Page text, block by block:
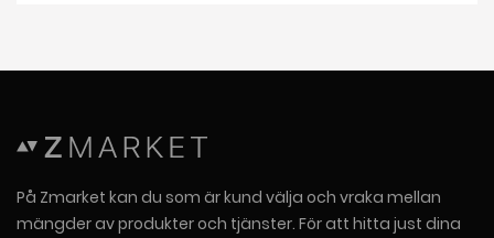
På Zmarket kan du som är kund välja och vraka mellan
mängder av produkter och tjänster. För att hitta just dina